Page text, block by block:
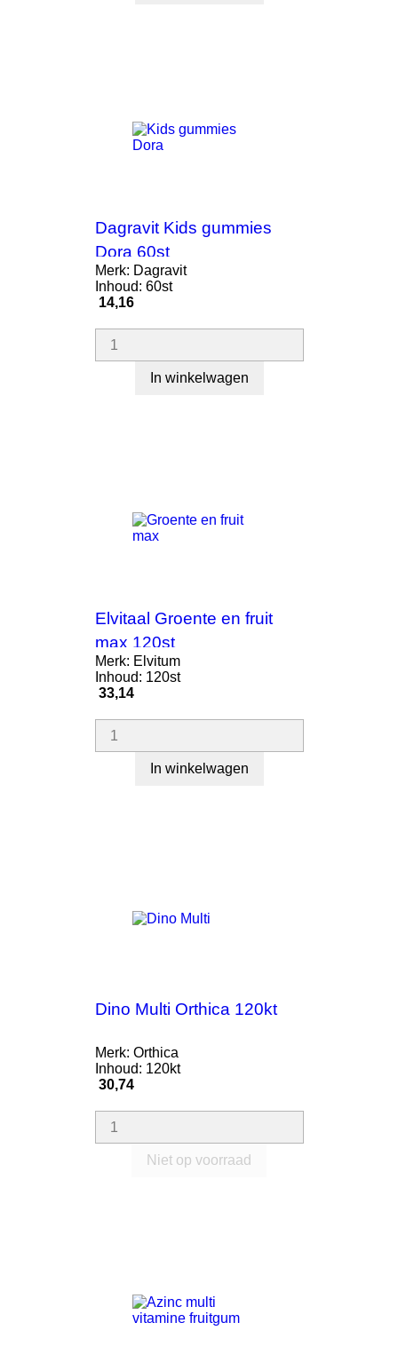
Dagravit Kids gummies
Dora 60st
Merk: Dagravit
Inhoud: 60st
Prijs
14,16
In winkelwagen
Elvitaal Groente en fruit
max 120st
Merk: Elvitum
Inhoud: 120st
Prijs
33,14
In winkelwagen
Dino Multi Orthica 120kt
Merk: Orthica
Inhoud: 120kt
Prijs
30,74
Niet op voorraad